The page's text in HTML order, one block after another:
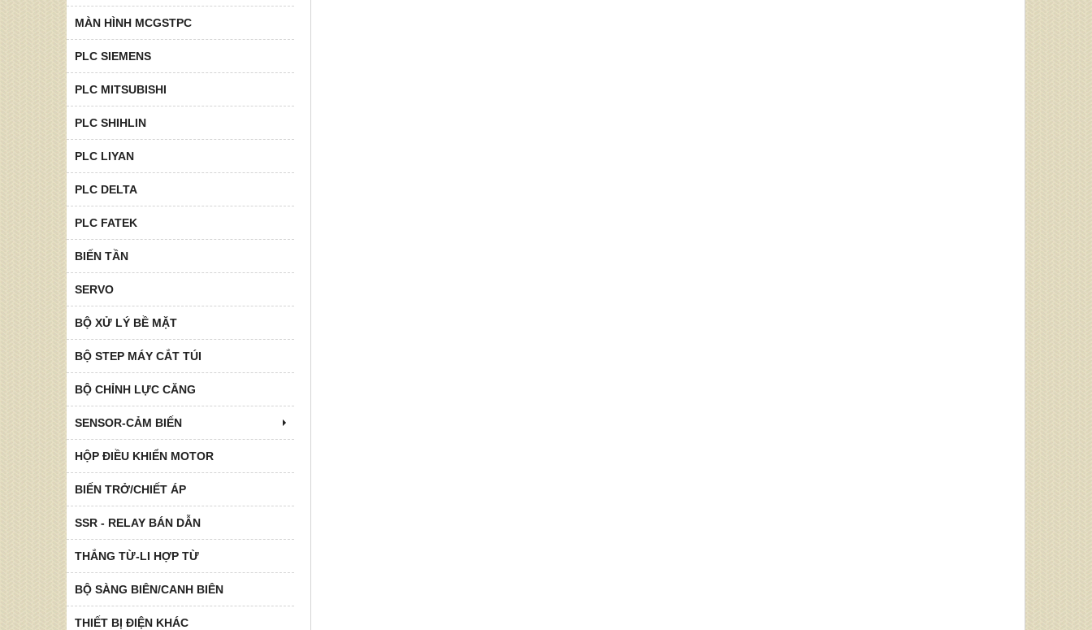
MÀN HÌNH MCGSTPC
PLC SIEMENS
PLC MITSUBISHI
PLC SHIHLIN
PLC LIYAN
PLC DELTA
PLC FATEK
BIẾN TẦN
SERVO
BỘ XỬ LÝ BỀ MẶT
BỘ STEP MÁY CẮT TÚI
BỘ CHỈNH LỰC CĂNG
SENSOR-CẢM BIẾN
HỘP ĐIỀU KHIỂN MOTOR
BIẾN TRỞ/CHIẾT ÁP
SSR - RELAY BÁN DẪN
THẮNG TỪ-LI HỢP TỪ
BỘ SÀNG BIÊN/CANH BIÊN
THIẾT BỊ ĐIỆN KHÁC